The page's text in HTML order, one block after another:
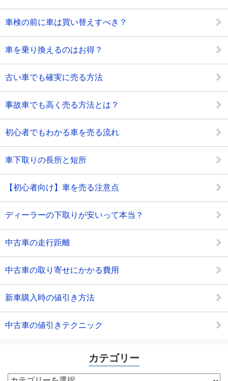
車検の前に車は買い替えすべき？
車を乗り換えるのはお得？
古い車でも確実に売る方法
事故車でも高く売る方法とは？
初心者でもわかる車を売る流れ
車下取りの長所と短所
【初心者向け】車を売る注意点
ディーラーの下取りが安いって本当？
中古車の走行距離
中古車の取り寄せにかかる費用
新車購入時の値引き方法
中古車の値引きテクニック
カテゴリー
カ